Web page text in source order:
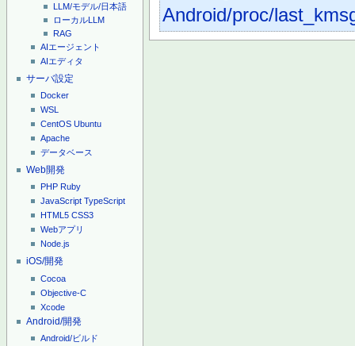
LLM/モデル/日本語
ローカルLLM
RAG
AIエージェント
AIエディタ
サーバ設定
Docker
WSL
CentOS Ubuntu
Apache
データベース
Web開発
PHP Ruby
JavaScript TypeScript
HTML5 CSS3
Webアプリ
Node.js
iOS/開発
Cocoa
Objective-C
Xcode
Android/開発
Android/ビルド
Android/proc/